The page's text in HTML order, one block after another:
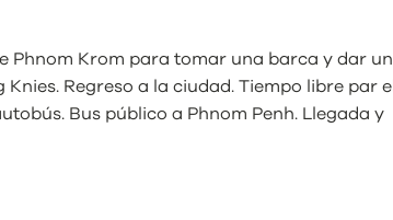
Phnom Krom para tomar una barca y dar un
Regreso a la ciudad. Tiempo libre par el
Bus público a Phnom Penh. Llegada y